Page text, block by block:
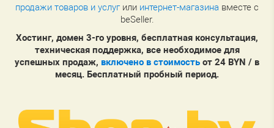
продажи товаров и услуг или интернет-магазина вместе с
beSeller.
Хостинг, домен 3-го уровня, бесплатная консультация,
техническая поддержка, все необходимое для
успешных продаж, включено в стоимость от 24 BYN / в
месяц. Бесплатный пробный период.